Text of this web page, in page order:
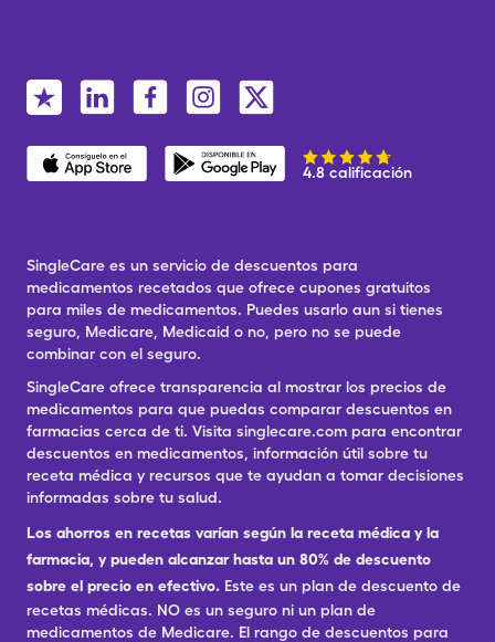
4.8 calificación
SingleCare es un servicio de descuentos para
medicamentos recetados que ofrece cupones gratuitos
para miles de medicamentos. Puedes usarlo aun si tienes
seguro, Medicare, Medicaid o no, pero no se puede
combinar con el seguro.
SingleCare ofrece transparencia al mostrar los precios de
medicamentos para que puedas comparar descuentos en
farmacias cerca de ti. Visita singlecare.com para encontrar
descuentos en medicamentos, información útil sobre tu
receta médica y recursos que te ayudan a tomar decisiones
informadas sobre tu salud.
Los ahorros en recetas varían según la receta médica y la
farmacia, y pueden alcanzar hasta un 80% de descuento
sobre el precio en efectivo. Este es un plan de descuento de
recetas médicas. NO es un seguro ni un plan de
medicamentos de Medicare. El rango de descuentos para